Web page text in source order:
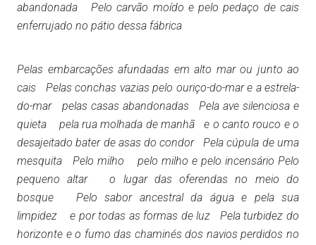
abandonada Pelo carvão moído e pelo pedaço de cais
enferrujado no pátio dessa fábrica
Pelas embarcações afundadas em alto mar ou junto ao
cais Pelas conchas vazias pelo ouriço-do-mar e a estrela-
do-mar pelas casas abandonadas Pela ave silenciosa e
quieta pela rua molhada de manhã e o canto rouco e o
desajeitado bater de asas do condor Pela cúpula de uma
mesquita Pelo milho pelo milho e pelo incensário Pelo
pequeno altar o lugar das oferendas no meio do
bosque Pelo sabor ancestral da água e pela sua
limpidez e por todas as formas de luz Pela turbidez do
horizonte e o fumo das chaminés dos navios perdidos no